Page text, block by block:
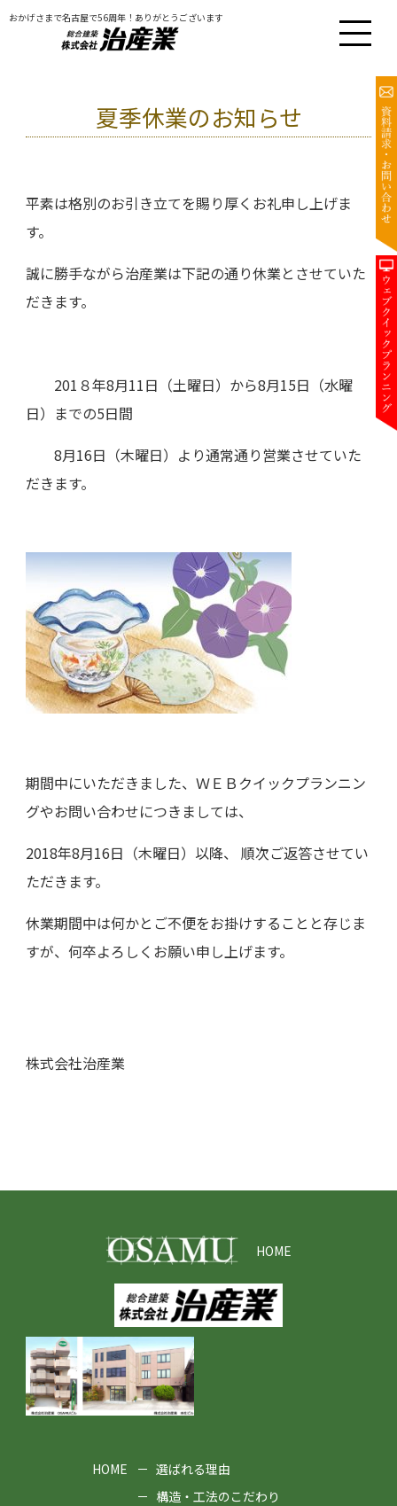
おかげさまで名古屋で56周年！ありがとうございます
夏季休業のお知らせ
平素は格別のお引き立てを賜り厚くお礼申し上げま
す。
誠に勝手ながら治産業は下記の通り休業とさせていた
だきます。
201８年8月11日（土曜日）から8月15日（水曜
日）までの5日間
8月16日（木曜日）より通常通り営業させていた
だきます。
期間中にいただきました、ＷＥＢクイックプランニン
グやお問い合わせにつきましては、
2018年8月16日（木曜日）以降、 順次ご返答させてい
ただきます。
休業期間中は何かとご不便をお掛けすることと存じま
すが、何卒よろしくお願い申し上げます。
株式会社治産業
HOME
HOME
選ばれる理由
構造・工法のこだわり